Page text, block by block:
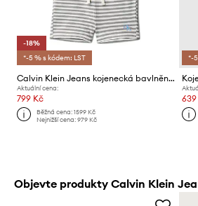
-18%
*-5 % s kódem: LST
Calvin Klein Jeans kojenecká bavlněná souprava
Aktuální cena:
799 Kč
Běžná cena:1599 Kč
Nejnižší cena:979 Kč
*-
Objevte produkty Calvin Klein